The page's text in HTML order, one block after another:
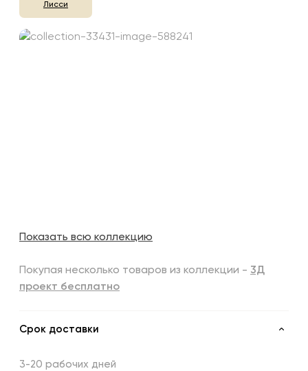
Лисси
Показать всю коллекцию
Покупая несколько товаров из коллекции - 3Д
проект бесплатно
Срок доставки
3-20 рабочих дней